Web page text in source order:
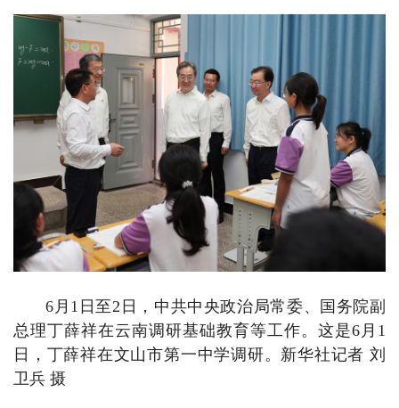
6月1日至2日，中共中央政治局常委、国务院副
总理丁薛祥在云南调研基础教育等工作。这是6月1
日，丁薛祥在文山市第一中学调研。新华社记者 刘
卫兵 摄